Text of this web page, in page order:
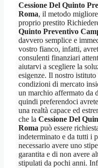
Cessione Del Quinto
Roma, il metodo
proprio prestito
Quinto Preventivo
davvero semplice e
vostro fianco, infatti,
consulenti finanziari
aiutarvi a scegliere la
esigenze. Il nostro
condizioni di mercato
un marchio affermato da
quindi preferendoci
una realtà capace ed
che la Cessione Del
Roma può essere
indeterminato e da tutti i
necessario avere uno
garantita e di non avere
stipulati da pochi anni.